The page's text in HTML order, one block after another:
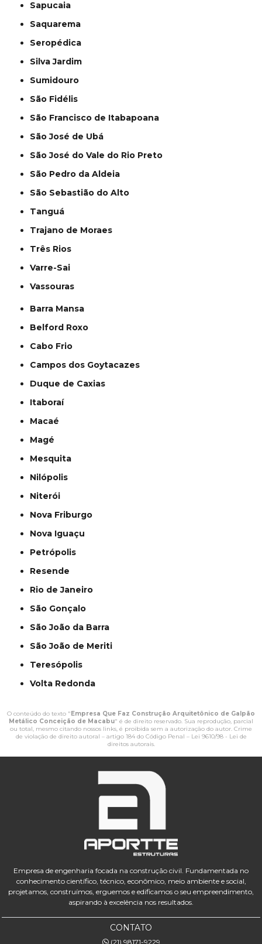
Sapucaia
Saquarema
Seropédica
Silva Jardim
Sumidouro
São Fidélis
São Francisco de Itabapoana
São José de Ubá
São José do Vale do Rio Preto
São Pedro da Aldeia
São Sebastião do Alto
Tanguá
Trajano de Moraes
Três Rios
Varre-Sai
Vassouras
Barra Mansa
Belford Roxo
Cabo Frio
Campos dos Goytacazes
Duque de Caxias
Itaboraí
Macaé
Magé
Mesquita
Nilópolis
Niterói
Nova Friburgo
Nova Iguaçu
Petrópolis
Resende
Rio de Janeiro
São Gonçalo
São João da Barra
São João de Meriti
Teresópolis
Volta Redonda
O conteúdo do texto " Empresa Que Faz Construção Arquitetônico de Galpão
Metálico Conceição de Macabu" é de direito reservado. Sua reprodução, parcial
ou total, mesmo citando nossos links, é proibida sem a autorização do autor. Crime
de violação de direito autoral – artigo 184 do Código Penal – Lei 9610/98 - Lei de
direitos autorais.
Empresa de engenharia focada na construção civil. Fundamentada no
conhecimento científico, técnico, econômico, meio ambiente e social,
projetamos, construímos, erguemos e edificamos o seu empreendimento,
aspirando à excelência nos resultados.
CONTATO
(21) 98171-9229